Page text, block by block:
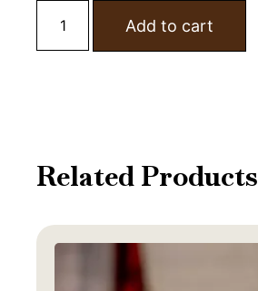
Add to cart
Related Products